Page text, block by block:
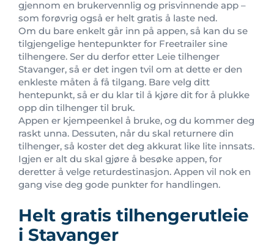
gjennom en brukervennlig og prisvinnende app –
som forøvrig også er helt gratis å laste ned.
Om du bare enkelt går inn på appen, så kan du se
tilgjengelige hentepunkter for Freetrailer sine
tilhengere. Ser du derfor etter Leie tilhenger
Stavanger, så er det ingen tvil om at dette er den
enkleste måten å få tilgang. Bare velg ditt
hentepunkt, så er du klar til å kjøre dit for å plukke
opp din tilhenger til bruk.
Appen er kjempeenkel å bruke, og du kommer deg
raskt unna. Dessuten, når du skal returnere din
tilhenger, så koster det deg akkurat like lite innsats.
Igjen er alt du skal gjøre å besøke appen, for
deretter å velge returdestinasjon. Appen vil nok en
gang vise deg gode punkter for handlingen.
Helt gratis tilhengerutleie
i Stavanger